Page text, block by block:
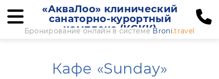
«АкваЛоо» клинический
санаторно-курортный
комплекс (КСКК)
Бронирование онлайн в системе Broni.travel
Кафе «Sunday»